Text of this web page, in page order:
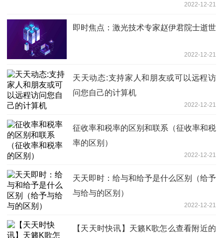
2022-12-21
即时焦点：激光技术专家赵伊君院士逝世
2022-12-21
天天动态:支持家人和朋友或可以远程访
问您自己的计算机
2022-12-21
征收率和税率的区别和联系（征收率和税
率的区别）
2022-12-21
天天即时：给与和给予是什么区别（给予
与给与的区别）
2022-12-21
【天天时快讯】天籁K歌怎么查看附近的